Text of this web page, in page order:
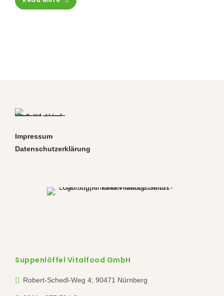
Impressum
Datenschutzerklärung
Suppenlöffel Vitalfood GmbH
Robert-Schedl-Weg 4; 90471 Nürnberg